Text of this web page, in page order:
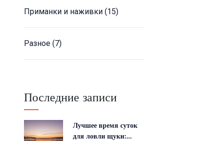
Приманки и наживки (15)
Разное (7)
Последние записи
Лучшее время суток
для ловли щуки: